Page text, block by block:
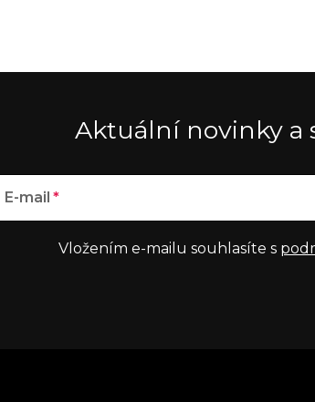
Aktuální novinky a
E-mail
Vložením e-mailu souhlasíte s